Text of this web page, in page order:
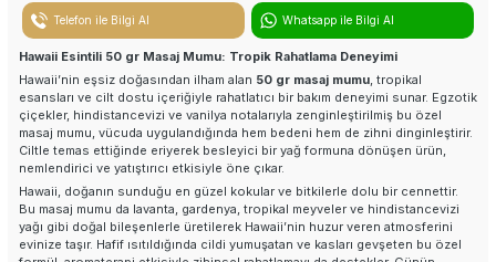
Keseler
Köpük Torbası
Sedye Yatakları
Tüm Ürünler
İletişim
Telefon ile Bilgi Al Whatsapp ile Bilgi Al
Hawaii Esintili 50 gr Masaj Mumu: Tropik Rahatlama Deneyimi
Hawaii’nin eşsiz doğasından ilham alan 50 gr masaj mumu, tropikal
esansları ve cilt dostu içeriğiyle rahatlatıcı bir bakım deneyimi sunar. Egzotik
çiçekler, hindistancevizi ve vanilya notalarıyla zenginleştirilmiş bu özel
masaj mumu, vücuda uygulandığında hem bedeni hem de zihni dinginleştirir.
Ciltle temas ettiğinde eriyerek besleyici bir yağ formuna dönüşen ürün,
nemlendirici ve yatıştırıcı etkisiyle öne çıkar.
Hawaii, doğanın sunduğu en güzel kokular ve bitkilerle dolu bir cennettir.
Bu masaj mumu da lavanta, gardenya, tropikal meyveler ve hindistancevizi
yağı gibi doğal bileşenlerle üretilerek Hawaii’nin huzur veren atmosferini
evinize taşır. Hafif ısıtıldığında cildi yumuşatan ve kasları gevşeten bu özel